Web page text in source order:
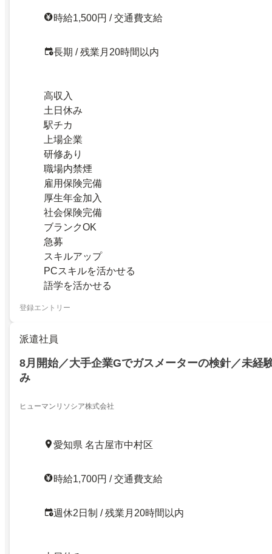
時給1,500円 / 交通費支給
長期 / 残業月20時間以内
高収入
土日休み
駅チカ
上場企業
研修あり
職場内禁煙
雇用保険完備
厚生年金加入
社会保険完備
ブランクOK
急募
スキルアップ
PCスキルを活かせる
語学を活かせる
登録エントリー
派遣社員
8月開始／大手企業Gでガスメーターの検針／未経
み
ヒューマンリソシア株式会社
愛知県 名古屋市中村区
時給1,700円 / 交通費支給
週休2日制 / 残業月20時間以内